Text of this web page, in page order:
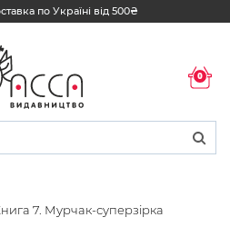
по Україні від 500₴
0
7. Мурчак-суперзірка